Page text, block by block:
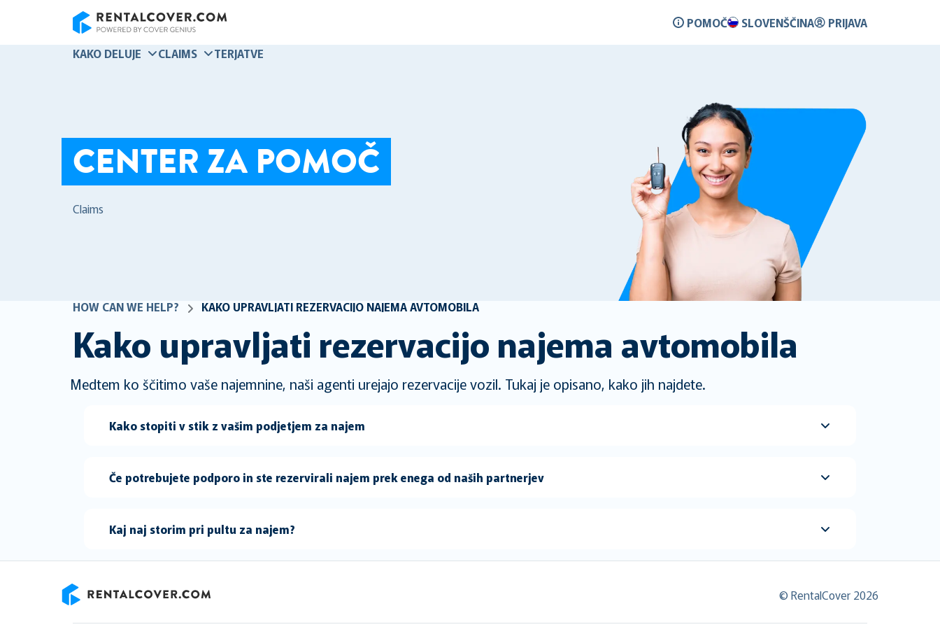
POMOČ SLOVENŠČINA
PRIJAVA
KAKO DELUJE
CLAIMS TERJATVE
CENTER ZA POMOČ
Claims
HOW CAN WE HELP? KAKO UPRAVLJATI REZERVACIJO NAJEMA AVTOMOBILA
Kako upravljati rezervacijo najema avtomobila
Medtem ko ščitimo vaše najemnine, naši agenti urejajo rezervacije vozil. Tukaj je opisano, kako jih najdete.
Kako stopiti v stik z vašim podjetjem za najem
Če potrebujete podporo in ste rezervirali najem prek enega od naših partnerjev
Kaj naj storim pri pultu za najem?
© RentalCover 2026